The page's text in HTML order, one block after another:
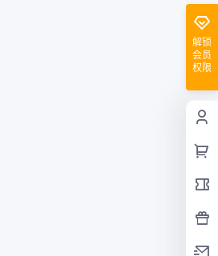
解锁
会员
权限